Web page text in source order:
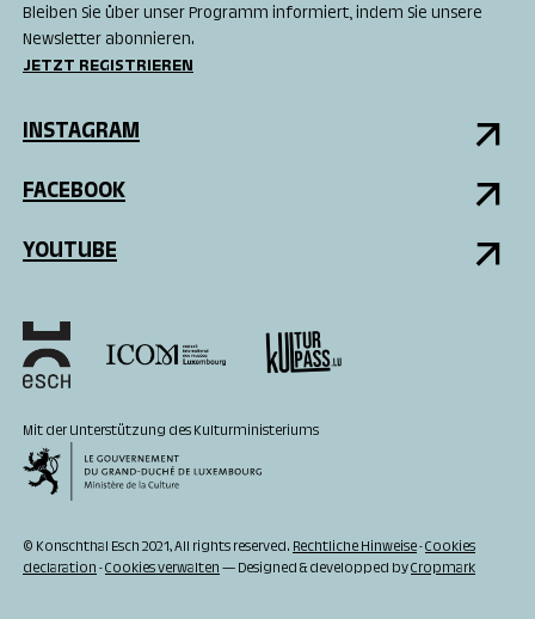
Bleiben Sie über unser Programm informiert, indem Sie unsere
Newsletter abonnieren.
JETZT REGISTRIEREN
INSTAGRAM
FACEBOOK
YOUTUBE
Mit der Unterstützung des Kulturministeriums
© Konschthal Esch 2021, All rights reserved.Rechtliche Hinweise-Cookies
declaration-Cookies verwalten— Designed & developped byCropmark